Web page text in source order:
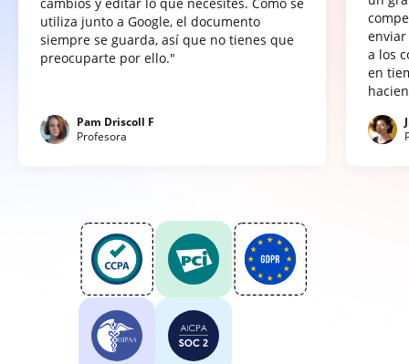
utiliza junto a Google, el documento
siempre se guarda, así que no tienes que
preocuparte por ello."
Pam Driscoll F
Profesora
a los
en